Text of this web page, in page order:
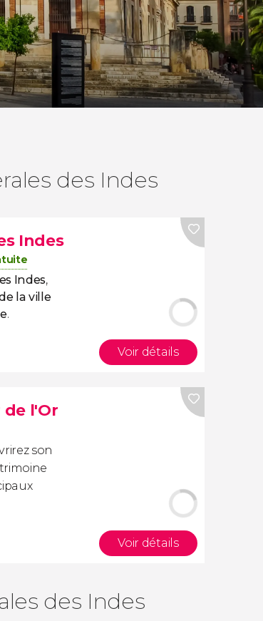
des Indes
Indes
Indes,
la ville
.
Voir détails
de l'Or
son
Voir détails
des Indes